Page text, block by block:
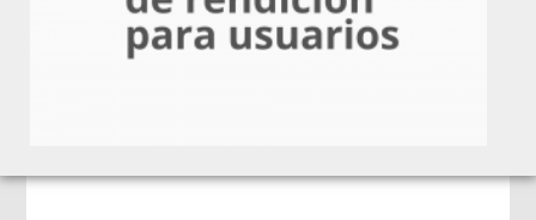
nuevas exigencias de los mercados externos y
consumidores locales respecto a la mitigación y